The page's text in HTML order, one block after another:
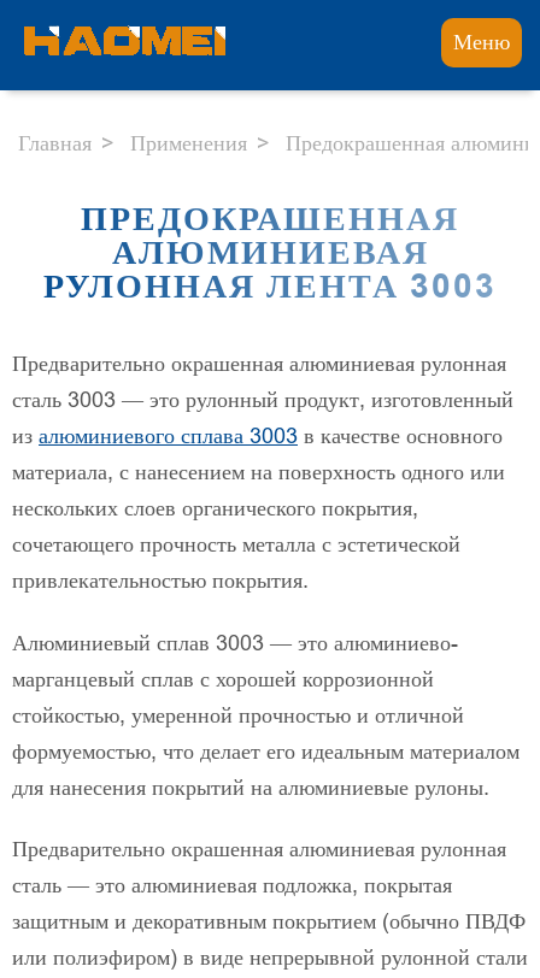
Меню
Главная Применения Предокрашенная
ПРЕДОКРАШЕННАЯ
АЛЮМИНИЕВАЯ
РУЛОННАЯ ЛЕНТА 3003
Предварительно окрашенная алюминиевая рулонная
сталь 3003 — это рулонный продукт, изготовленный
из алюминиевого сплава 3003 в качестве основного
материала, с нанесением на поверхность одного или
нескольких слоев органического покрытия,
сочетающего прочность металла с эстетической
привлекательностью покрытия.
Алюминиевый сплав 3003 — это алюминиево-
марганцевый сплав с хорошей коррозионной
стойкостью, умеренной прочностью и отличной
формуемостью, что делает его идеальным материалом
для нанесения покрытий на алюминиевые рулоны.
Предварительно окрашенная алюминиевая рулонная
сталь — это алюминиевая подложка, покрытая
защитным и декоративным покрытием (обычно ПВДФ
или полиэфиром) в виде непрерывной рулонной стали